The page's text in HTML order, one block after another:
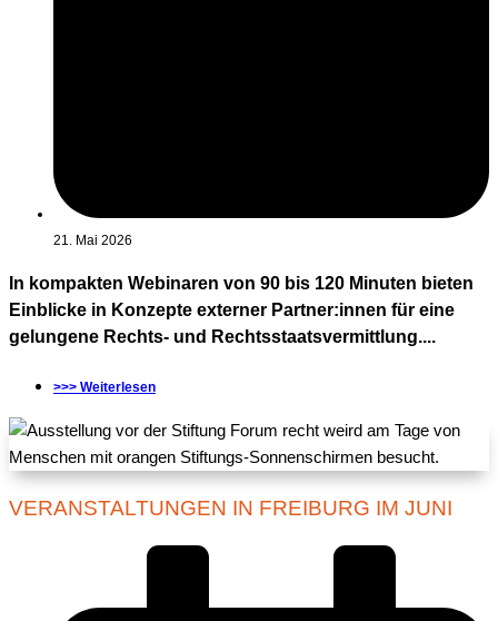
21. Mai 2026
In kompakten Webinaren von 90 bis 120 Minuten bieten
Einblicke in Konzepte externer Partner:innen für eine
gelungene Rechts- und Rechtsstaatsvermittlung....
>>> Weiterlesen
VERANSTALTUNGEN IN FREIBURG IM JUNI